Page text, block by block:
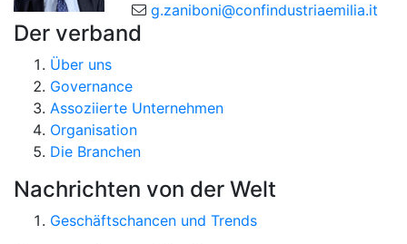
g.zaniboni@confindustriaemilia.it
Der verband
Über uns
Governance
Assoziierte Unternehmen
Organisation
Die Branchen
Nachrichten von der Welt
Geschäftschancen und Trends